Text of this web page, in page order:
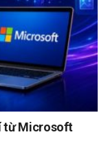
từ Microsoft